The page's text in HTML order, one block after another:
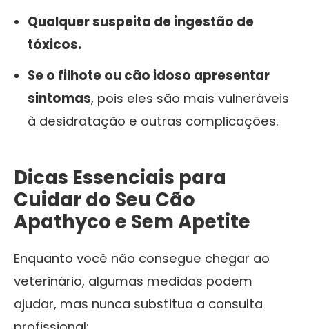
Qualquer suspeita de ingestão de
tóxicos.
Se o filhote ou cão idoso apresentar
sintomas, pois eles são mais vulneráveis
à desidratação e outras complicações.
Dicas Essenciais para
Cuidar do Seu Cão
Apathyco e Sem Apetite
Enquanto você não consegue chegar ao
veterinário, algumas medidas podem
ajudar, mas nunca substitua a consulta